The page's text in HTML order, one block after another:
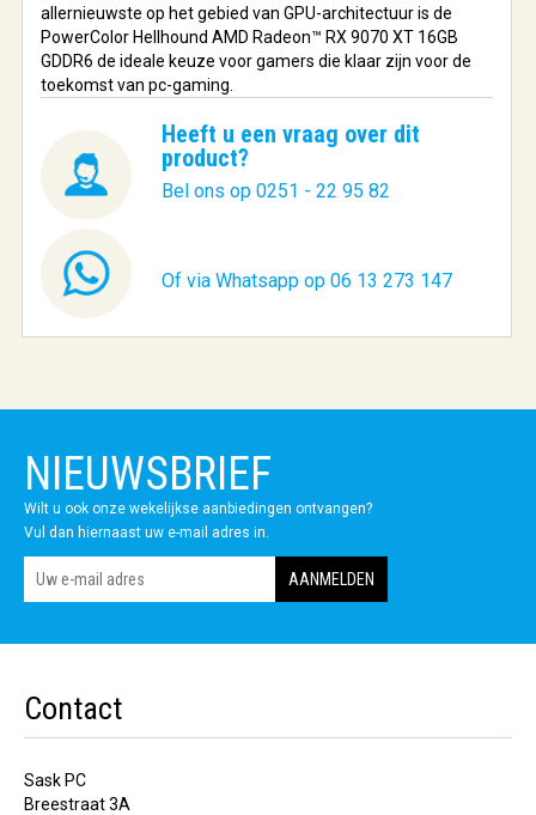
allernieuwste op het gebied van GPU-architectuur is de
PowerColor Hellhound AMD Radeon™ RX 9070 XT 16GB
GDDR6 de ideale keuze voor gamers die klaar zijn voor de
toekomst van pc-gaming.
Heeft u een vraag over dit
product?
Bel ons op 0251 - 22 95 82
Of via Whatsapp op 06 13 273 147
NIEUWSBRIEF
Wilt u ook onze wekelijkse aanbiedingen ontvangen?
Vul dan hiernaast uw e-mail adres in.
Contact
Sask PC
Breestraat 3A